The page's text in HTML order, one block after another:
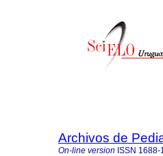
Archivos de
On-line version ISSN 1688-